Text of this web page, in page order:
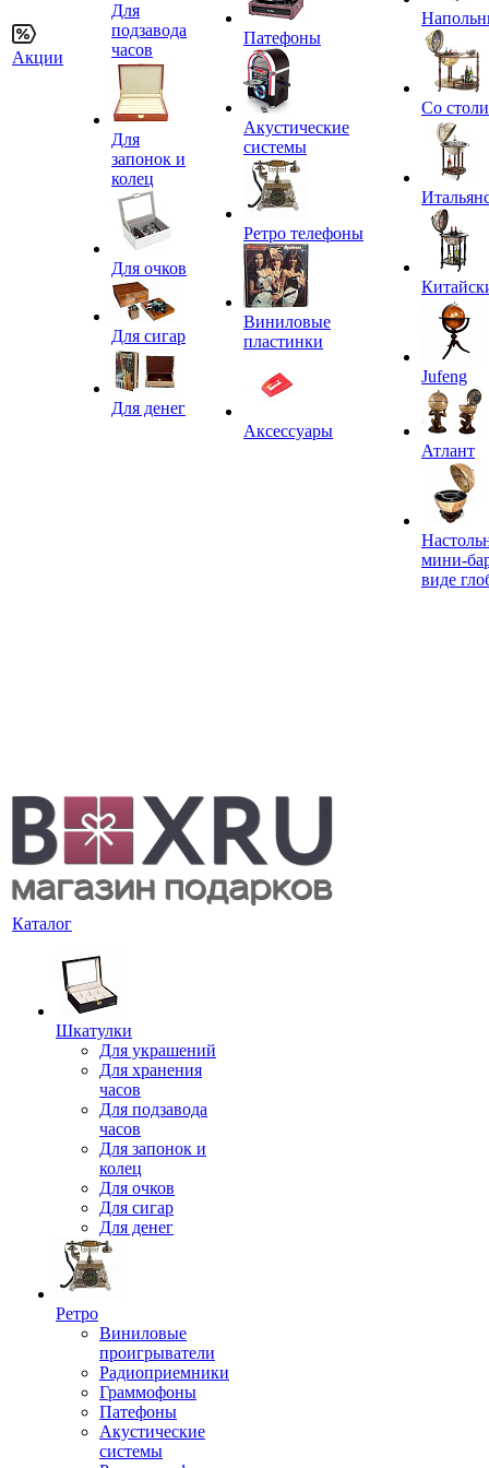
Акции
Для
подзавода
часов
Для
запонок и
колец
Для очков
Для сигар
Для денег
Патефоны
Акустические
системы
Ретро телефоны
Виниловые
пластинки
Аксессуары
Со
Jufeng
Атлант
мини-
виде
Каталог
Шкатулки
Для украшений
Для хранения
часов
Для подзавода
часов
Для запонок и
колец
Для очков
Для сигар
Для денег
Ретро
Виниловые
проигрыватели
Радиоприемники
Граммофоны
Патефоны
Акустические
системы